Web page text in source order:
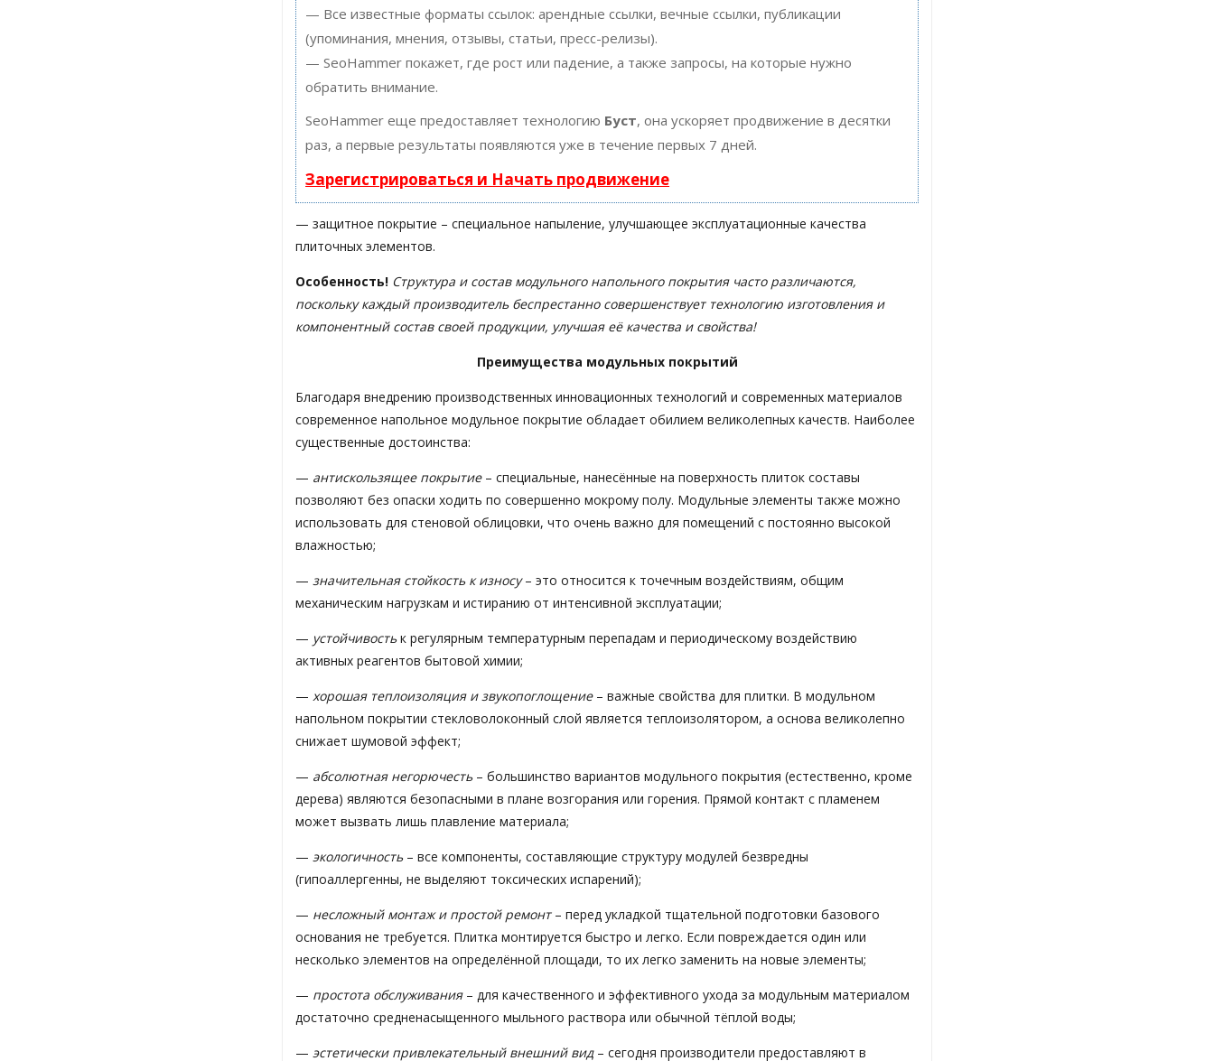
— Все известные форматы ссылок: арендные ссылки, вечные ссылки, публикации
(упоминания, мнения, отзывы, статьи, пресс-релизы).
— SeoHammer покажет, где рост или падение, а также запросы, на которые нужно
обратить внимание.
SeoHammer еще предоставляет технологию Буст, она ускоряет продвижение в десятки
раз, а первые результаты появляются уже в течение первых 7 дней.
Зарегистрироваться и Начать продвижение
— защитное покрытие – специальное напыление, улучшающее эксплуатационные качества
плиточных элементов.
Особенность! Структура и состав модульного напольного покрытия часто различаются,
поскольку каждый производитель беспрестанно совершенствует технологию изготовления и
компонентный состав своей продукции, улучшая её качества и свойства!
Преимущества модульных покрытий
Благодаря внедрению производственных инновационных технологий и современных материалов
современное напольное модульное покрытие обладает обилием великолепных качеств. Наиболее
существенные достоинства:
— антискользящее покрытие– специальные, нанесённые на поверхность плиток составы
позволяют без опаски ходить по совершенно мокрому полу. Модульные элементы также можно
использовать для стеновой облицовки, что очень важно для помещений с постоянно высокой
влажностью;
—значительная стойкость к износу– это относится к точечным воздействиям, общим
механическим нагрузкам и истиранию от интенсивной эксплуатации;
— устойчивость к регулярным температурным перепадам и периодическому воздействию
активных реагентов бытовой химии;
—хорошая теплоизоляция и звукопоглощение– важные свойства для плитки. В модульном
напольном покрытии стекловолоконный слой является теплоизолятором, а основа великолепно
снижает шумовой эффект;
— абсолютная негорючесть – большинство вариантов модульного покрытия (естественно, кроме
дерева) являются безопасными в плане возгорания или горения. Прямой контакт с пламенем
может вызвать лишь плавление материала;
—экологичность – все компоненты, составляющие структуру модулей безвредны
(гипоаллергенны, не выделяют токсических испарений);
— несложный монтаж и простой ремонт– перед укладкой тщательной подготовки базового
основания не требуется. Плитка монтируется быстро и легко. Если повреждается один или
несколько элементов на определённой площади, то их легко заменить на новые элементы;
— простота обслуживания– для качественного и эффективного ухода за модульным материалом
достаточно средненасыщенного мыльного раствора или обычной тёплой воды;
—эстетически привлекательный внешний вид– сегодня производители предоставляют в